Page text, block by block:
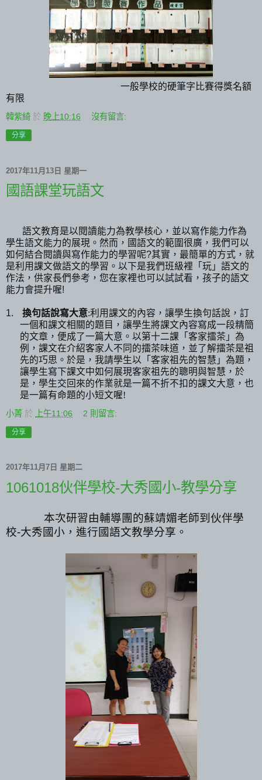
一般學校的硬筆字比賽得獎名額
有限
韓紫綺 於 晚上10:16 沒有留言:
分享
2017年11月13日 星期一
國語課堂玩語文
語文教育是以閱讀能力為教學核心，並以寫作能力作為
學生語文能力的展現。然而，國語文的範圍很廣，我們可以
如何結合閱讀與寫作能力的學習呢?其實，最簡單的方式，就
是利用課文做語文的學習。以下是我們班級裡 「玩」語文的
作法，供家長們參考，您在家裡也可以試試看，孩子的語文
能力會提升喔!
1. 換句話說寫大意:利用課文的內容，讓學生換句話說，訂
一個和課文相關的題目，讓學生將課文內容寫成一段精簡
的文章，便成了一篇大意。以第十二課 「客家擂茶」為
例，課文在介紹客家人不同的擂茶味道，並了解擂茶是祖
先的巧思。於是，我請學生以「客家祖先的智慧」為題，
讓學生寫下課文中如何展現客家祖先的聰明與智慧，於
是，學生交回來的作業就是一篇不折不扣的課文大意，也
是一篇有命題的小短文喔!
小菁 於 上午11:06 2 則留言:
分享
2017年11月7日 星期二
1061018伙伴學校-大秀國小-教學分享
本次研習由輔導團的蘇靖媚老師到伙伴學
校-大秀國小， 進行國語文教學分享。